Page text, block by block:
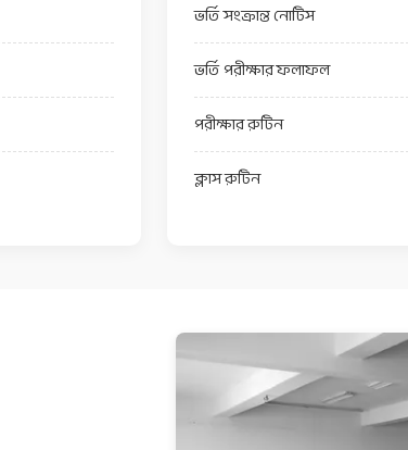
ভর্তি সংক্রান্ত নোটিস
ভর্তি পরীক্ষার ফলাফল
পরীক্ষার রুটিন
ক্লাস রুটিন